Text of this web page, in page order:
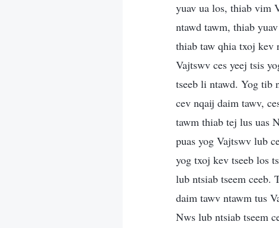
yuav ua los, thiab vim
ntawd tawm, thiab
thiab taw qhia txoj kev
Vajtswv ces yeej tsis
tseeb li ntawd. Yog tib
cev nqaij daim tawv,
tawm thiab tej lus uas
puas yog Vajtswv lub
yog txoj kev tseeb los
lub ntsiab tseem ceeb.
daim tawv ntawm tus
Nws lub ntsiab tseem